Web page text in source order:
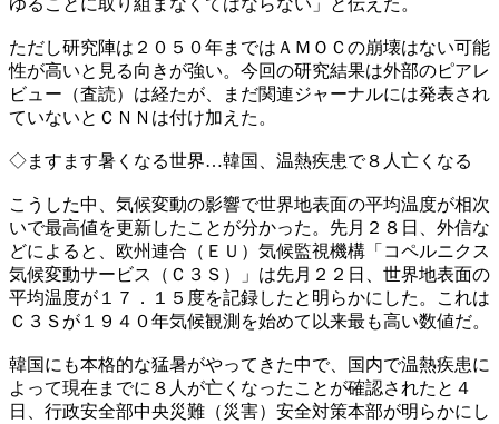
ゆることに取り組まなくてはならない」と伝えた。
ただし研究陣は２０５０年まではＡＭＯＣの崩壊はない可能
性が高いと見る向きが強い。今回の研究結果は外部のピアレ
ビュー（査読）は経たが、まだ関連ジャーナルには発表され
ていないとＣＮＮは付け加えた。
◇ますます暑くなる世界…韓国、温熱疾患で８人亡くなる
こうした中、気候変動の影響で世界地表面の平均温度が相次
いで最高値を更新したことが分かった。先月２８日、外信な
どによると、欧州連合（ＥＵ）気候監視機構「コペルニクス
気候変動サービス（Ｃ３Ｓ）」は先月２２日、世界地表面の
平均温度が１７．１５度を記録したと明らかにした。これは
Ｃ３Ｓが１９４０年気候観測を始めて以来最も高い数値だ。
韓国にも本格的な猛暑がやってきた中で、国内で温熱疾患に
よって現在までに８人が亡くなったことが確認されたと４
日、行政安全部中央災難（災害）安全対策本部が明らかにし